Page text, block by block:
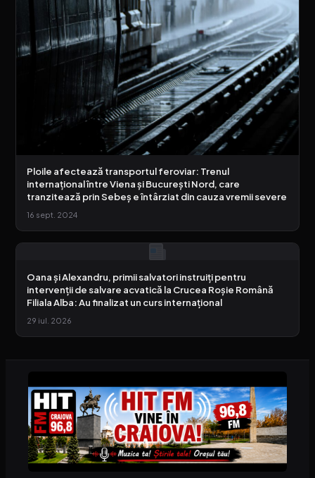
Ploile afectează transportul feroviar: Trenul
internațional între Viena și București Nord, care
tranzitează prin Sebeș e întârziat din cauza vremii severe
16 sept. 2024
Oana și Alexandru, primii salvatori instruiți pentru
intervenții de salvare acvatică la Crucea Roșie Română
Filiala Alba: Au finalizat un curs internațional
29 iul. 2026